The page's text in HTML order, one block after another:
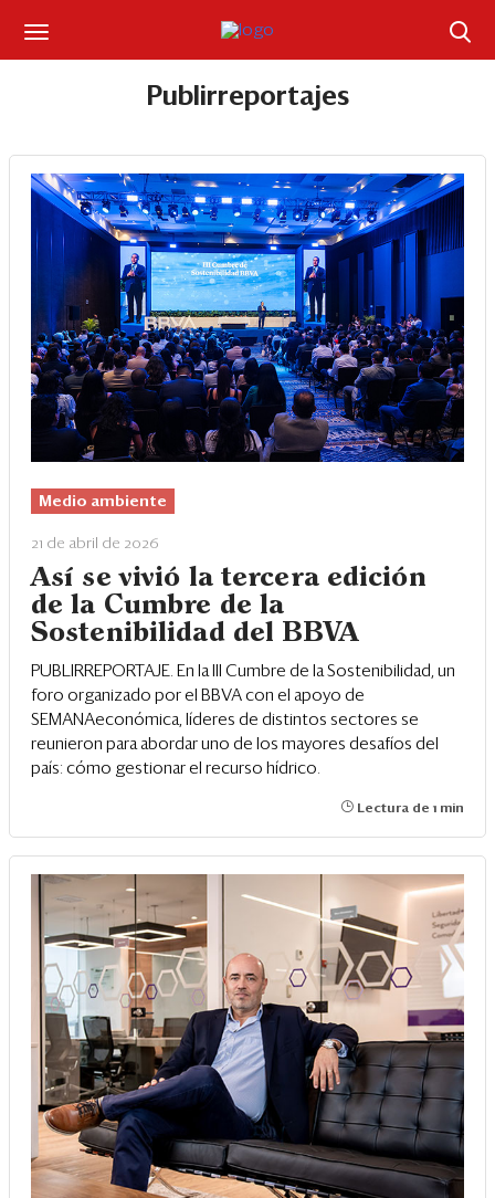
Portada
¿Qué está pasando?
Sectores y Empresas
Management
Economía y Finanzas
Legal y Política
Eventos
Blogs
Ranking CEO
Publirreportajes
Medio ambiente
21 de abril de 2026
Así se vivió la tercera edición
de la Cumbre de la
Sostenibilidad del BBVA
PUBLIRREPORTAJE. En la III Cumbre de la Sostenibilidad, un
foro organizado por el BBVA con el apoyo de
SEMANAeconómica, líderes de distintos sectores se
reunieron para abordar uno de los mayores desafíos del
país: cómo gestionar el recurso hídrico.
Lectura de 1 min